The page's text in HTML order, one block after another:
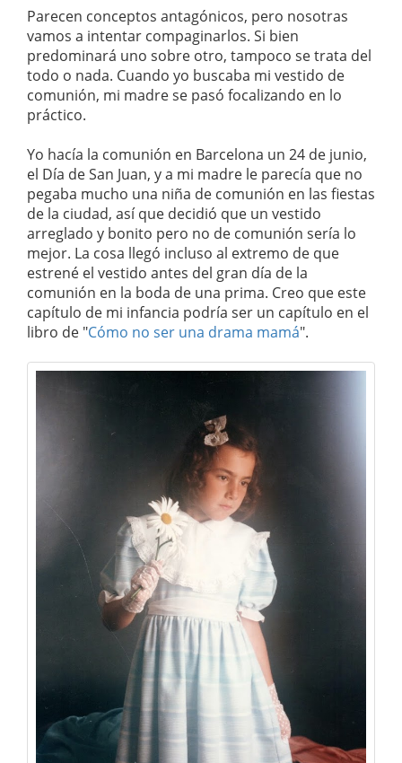
Parecen conceptos antagónicos, pero nosotras
vamos a intentar compaginarlos. Si bien
predominará uno sobre otro, tampoco se trata del
todo o nada. Cuando yo buscaba mi vestido de
comunión, mi madre se pasó focalizando en lo
práctico.
Yo hacía la comunión en Barcelona un 24 de junio,
el Día de San Juan, y a mi madre le parecía que no
pegaba mucho una niña de comunión en las fiestas
de la ciudad, así que decidió que un vestido
arreglado y bonito pero no de comunión sería lo
mejor. La cosa llegó incluso al extremo de que
estrené el vestido antes del gran día de la
comunión en la boda de una prima. Creo que este
capítulo de mi infancia podría ser un capítulo en el
libro de "Cómo no ser una drama mamá".